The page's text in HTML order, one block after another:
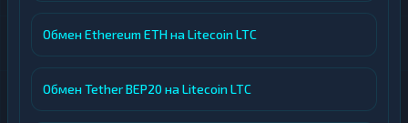
Обмен Ethereum ETH на Litecoin LTC
Обмен Tether BEP20 на Litecoin LTC